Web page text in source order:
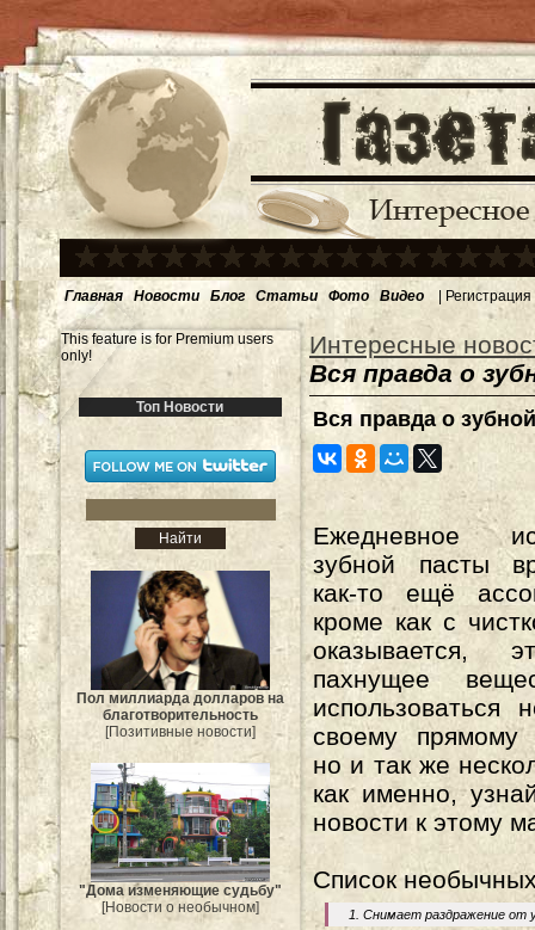
Главная Новости Блог Статьи Фото Видео | Регистрация
This feature is for Premium users
only!
Топ Новости
Пол миллиарда долларов на
благотворительность
[Позитивные новости]
"Дома изменяющие судьбу"
[Новости о необычном]
Интересные
Вся правда о
Вся правда о
Ежедневное
зубной пасты
как-то ещё
кроме как с
оказывается,
пахнущее
использоваться
своему прямому
но и так же
как именно,
новости к этому
Список
1. Снимает раздражение от